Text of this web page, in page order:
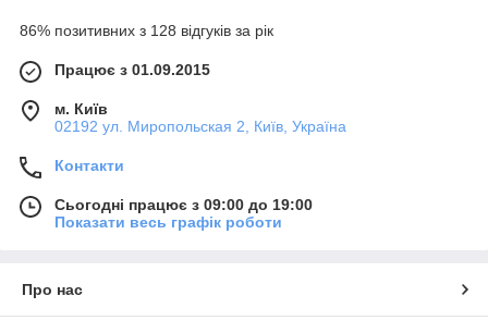
86% позитивних з 128 відгуків за рік
Працює з 01.09.2015
м. Київ
02192 ул. Миропольская 2, Київ, Україна
Контакти
Сьогодні працює з 09:00 до 19:00
Показати весь графік роботи
Про нас